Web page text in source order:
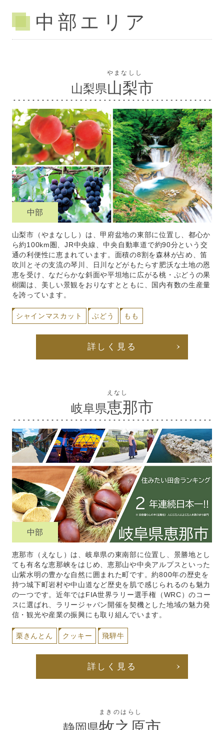
中部エリア
山梨県
やまなしし
山梨市
中部
山梨市（やまなしし）は、甲府盆地の東部に位置し、都心か
ら約100km圏、JR中央線、中央自動車道で約90分という交
通の利便性に恵まれています。面積の8割を森林が占め、笛
吹川とその支流の琴川、日川などがもたらす肥沃な土地の恩
恵を受け、なだらかな斜面や平坦地に広がる桃・ぶどうの果
樹園は、美しい景観をおりなすとともに、国内有数の生産量
を誇っています。
シャインマスカット ぶどう もも
詳しく見る
岐阜県
えなし
恵那市
中部
恵那市（えなし）は、岐阜県の東南部に位置し、景勝地とし
ても有名な恵那峡をはじめ、恵那山や中央アルプスといった
山紫水明の豊かな自然に囲まれた町です。約800年の歴史を
持つ城下町岩村や中山道など歴史を肌で感じられるのも魅力
の一つです。近年ではFIA世界ラリー選手権（WRC）のコー
スに選ばれ、ラリージャパン開催を契機とした地域の魅力発
信・観光や産業の振興にも取り組んでいます。
栗きんとん クッキー 飛騨牛
詳しく見る
まきのはらし